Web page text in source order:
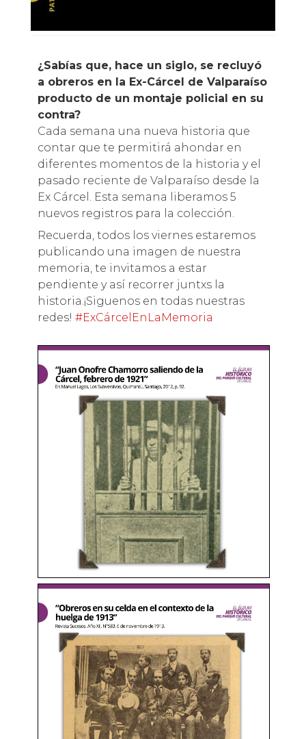
¿Sabías que, hace un siglo, se recluyó
a obreros en la Ex-Cárcel de Valparaíso
producto de un montaje policial en su
contra?
Cada semana una nueva historia que
contar que te permitirá ahondar en
diferentes momentos de la historia y el
pasado reciente de Valparaíso desde la
Ex Cárcel. Esta semana liberamos 5
nuevos registros para la colección.
Recuerda, todos los viernes estaremos
publicando una imagen de nuestra
memoria, te invitamos a estar
pendiente y así recorrer juntxs la
historia.¡Siguenos en todas nuestras
redes! #ExCárcelEnLaMemoria